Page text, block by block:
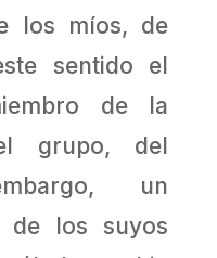
los míos, de
sentido el
de la
grupo, del
un
de los suyos